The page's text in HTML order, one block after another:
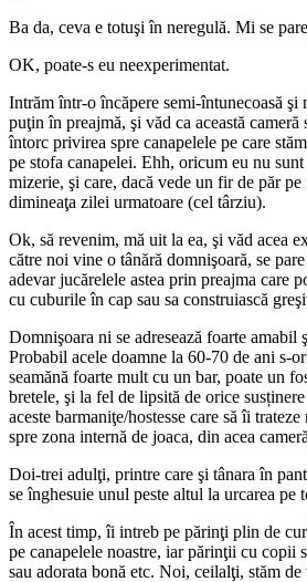
Ba da, ceva e totuşi în neregulă. Mi se
OK, poate-s eu neexperimentat.
Intrăm într-o încăpere semi-întunecoasă
puţin în preajmă, şi văd ca această
întorc privirea spre canapelele pe care
pe stofa canapelei. Ehh, oricum eu nu
mizerie, şi care, dacă vede un fir de păr
dimineaţa zilei urmatoare (cel târziu).
Ok, să revenim, mă uit la ea, şi văd acea
către noi vine o tânără domnişoară, se
adevar jucărelele astea prin preajma care
cu cuburile în cap sau sa construiască
Domnişoara ni se adresează foarte
Probabil acele doamne la 60-70 de ani s-
seamănă foarte mult cu un bar, poate un
bretele, şi la fel de lipsită de orice
aceste barmaniţe/hostesse care să îi
spre zona internă de joaca, din acea
Doi-trei adulţi, printre care şi tânara în
se înghesuie unul peste altul la urcarea
În acest timp, îi intreb pe părinţi plin de
pe canapelele noastre, iar părinţii cu copii
sau adorata bonă etc. Noi, ceilalţi, stăm